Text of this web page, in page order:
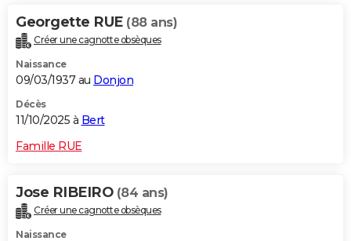
Alimentation
Guide de la santé
Maladies
Médicaments
Sommeil
VOYAGE
Destinations
City break
Voyage nature
Voyage de noces
Forum
Climat
+PHOTO
GUIDES D'ACHAT
Carte de Noël
Carte Bonne année
Carte Saint-Valentin
Carte Pâques
Carte d'anniversaire
DICTIONNAIRE
Dictionnaire
Biographies
Citations
Expressions
Proverbes
PROGRAMME TV
Georgette RUE (88 ans)
Créer une cagnotte obsèques
Naissance
09/03/1937 au Donjon
Décès
11/10/2025 à Bert
Famille RUE
Jose RIBEIRO (84 ans)
Créer une cagnotte obsèques
Naissance